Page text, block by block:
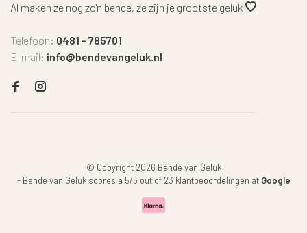
Al maken ze nog zo'n bende, ze zijn je grootste geluk
Telefoon: 0481 - 785701
E-mail: info@bendevangeluk.nl
© Copyright 2026 Bende van Geluk
- Bende van Geluk scores a 5/5 out of 23 klantbeoordelingen at Google